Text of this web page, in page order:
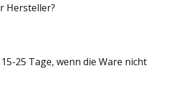
Hersteller?
25 Tage, wenn die Ware nicht